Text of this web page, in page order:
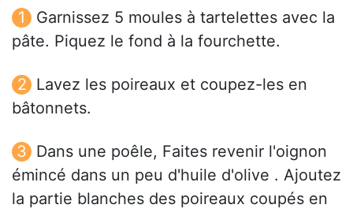
Garnissez 5 moules à tartelettes avec la
pâte. Piquez le fond à la fourchette.
Lavez les poireaux et coupez-les en
bâtonnets.
Dans une poêle, Faites revenir l'oignon
émincé dans un peu d'huile d'olive . Ajoutez
la partie blanches des poireaux coupés en